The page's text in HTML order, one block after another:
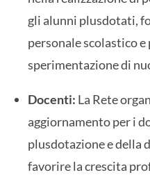
gli alunni plusdotati,
personale scolastico
sperimentazione di
Docenti: La Rete
aggiornamento per i
plusdotazione e della
favorire la crescita